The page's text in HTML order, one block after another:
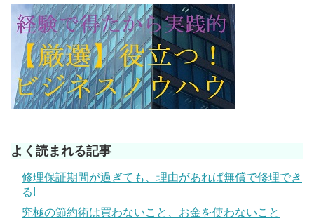
よく読まれる記事
修理保証期間が過ぎても、理由があれば無償で修理でき
る!
究極の節約術は買わないこと、お金を使わないこと